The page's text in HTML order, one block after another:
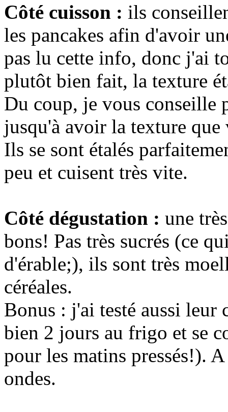
Côté cuisson : ils
les pancakes afin d'avoir
pas lu cette info, donc j'ai
plutôt bien fait, la texture
Du coup, je vous
jusqu'à avoir la texture
Ils se sont étalés
peu et cuisent très vite.
Côté dégustation : une
bons! Pas très sucrés (ce
d'érable;), ils sont très
céréales.
Bonus : j'ai testé aussi leur
bien 2 jours au frigo et se
pour les matins pressés!).
ondes.